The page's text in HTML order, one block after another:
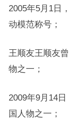
2005年5月1日
动模范称号；
王顺友王顺友
物之一；
2009年9月14
国人物之一；